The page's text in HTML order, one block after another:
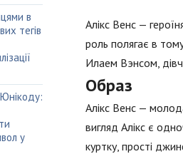
Алікс Венс —
роль полягає в
Илаем Вэнсом,
Образ
Алікс Венс —
вигляд Алікс є
куртку, прості
в
тегів
у